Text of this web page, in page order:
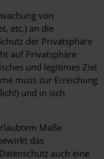
von
etc.) an die
der Privatsphäre
auf Privatsphäre
und legitimes Ziel
muss zur Erreichung
und in sich
Maße
das
auch eine